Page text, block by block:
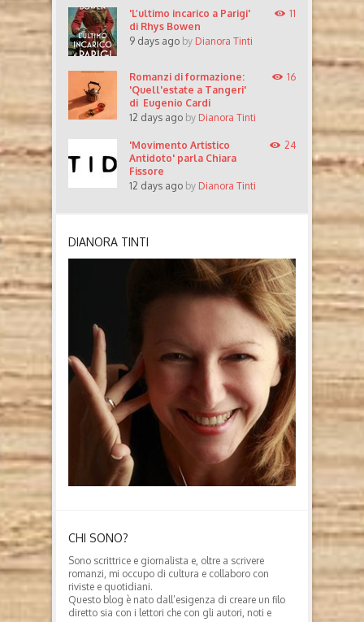
'L’ultimo incarico a Parigi'
di Rhys Bowen
9 days ago by Dianora Tinti
11
Romanzi di formazione:
'Quell'estate a Tangeri'
di Eugenio Cardi
12 days ago by Dianora Tinti
16
'Movimento Artistico
Antidoto' parla Chiara
Fissore
12 days ago by Dianora Tinti
24
DIANORA TINTI
CHI SONO?
Sono scrittrice e giornalista e, oltre a scrivere
romanzi, mi occupo di cultura e collaboro con
riviste e quotidiani.
Questo blog è nato dall’esigenza di creare un filo
diretto sia con i lettori che con gli autori, noti e